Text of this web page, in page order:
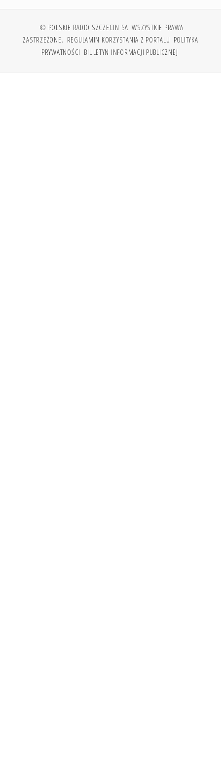
© POLSKIE RADIO SZCZECIN SA. WSZYSTKIE PRAWA
ZASTRZEŻONE. REGULAMIN KORZYSTANIA Z PORTALU POLITYKA
PRYWATNOŚCI BIULETYN INFORMACJI PUBLICZNEJ